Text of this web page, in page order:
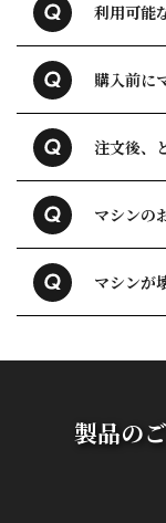
利用可能
購入前に
注文後、
マシンの
マシンが
製品の